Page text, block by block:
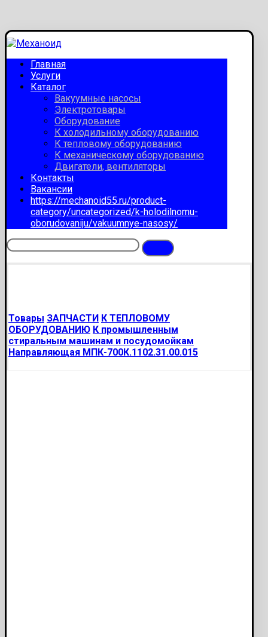
Главная
Услуги
Каталог
Вакуумные насосы
Электротовары
Оборудование
К холодильному оборудованию
К тепловому оборудованию
К механическому оборудованию
Двигатели, вентиляторы
Контакты
Вакансии
https://mechanoid55.ru/product-
category/uncategorized/k-holodilnomu-
oborudovaniju/vakuumnye-nasosy/
Товары ЗАПЧАСТИ К ТЕПЛОВОМУ
ОБОРУДОВАНИЮ К промышленным
стиральным машинам и посудомойкам
Направляющая МПК-700К.1102.31.00.015